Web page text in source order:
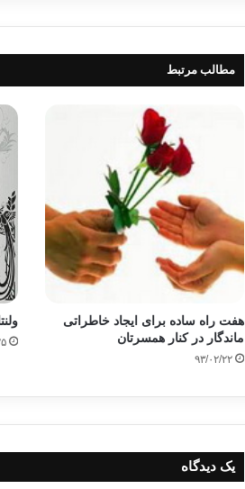
مطالب مرتبط
هفت راه ساده برای ایجاد خاطراتی
ماندگار در کنار همسرتان
۹۳/۰۲/۲۲
یک دیدگاه